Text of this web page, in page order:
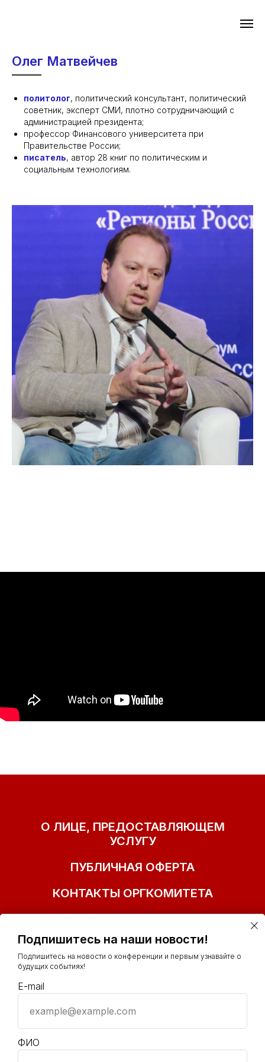
Подпишитесь на наши новости!
Подпишитесь на новости о конференции и первым узнавайте о
будущих событиях!
E-mail
example@example.com
ФИО
Олег Матвейчев
политолог, политический консультант, политический
советник, эксперт СМИ, плотно сотрудничающий с
администрацией президента;
профессор Финансового университета при
Правительстве России;
писатель, автор 28 книг по политическим и
социальным технологиям.
О ЛИЦЕ, ПРЕДОСТАВЛЯЮЩЕМ
УСЛУГУ
ПУБЛИЧНАЯ ОФЕРТА
КОНТАКТЫ ОРГКОМИТЕТА
+7(977)153-41-32
info@ polit-smm.ru